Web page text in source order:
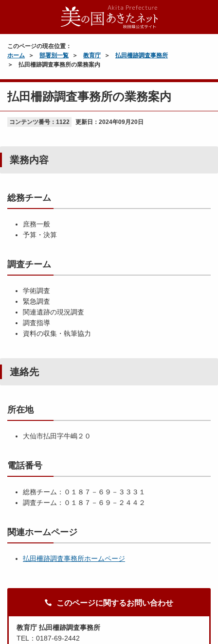
このページの現在位置：
ホーム
部署別一覧 教育庁
払田柵跡調査事務所
払田柵跡調査事務所の業務案内
払田柵跡調査事務所の業務案内
コンテンツ番号：1122 更新日： 2024年09月20日
業務内容
総務チーム
庶務一般
予算・決算
調査チーム
学術調査
緊急調査
関連遺跡の現況調査
調査指導
資料の収集・執筆協力
連絡先
所在地
大仙市払田字牛嶋２０
電話番号
総務チーム：０１８７－６９－３３３１
調査チーム：０１８７－６９－２４４２
関連ホームページ
払田柵跡調査事務所ホームページ
このページに関するお問い合わせ
教育庁 払田柵跡調査事務所
TEL：0187-69-2442